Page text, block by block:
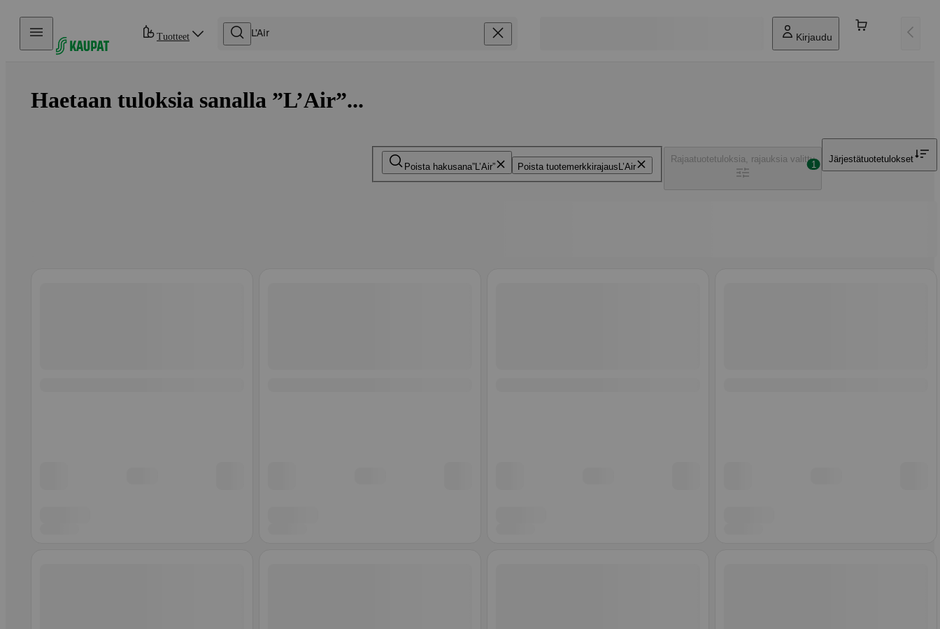
Hyppää sisältöön
Tuotteet Kirjaudu
Haetaan tuloksia sanalla ”L’Air”...
Poista hakusana L’Air Poista tuotemerkkirajaus L’Air
Rajaatuotetuloksia, rajauksia valittu
1
Järjestätuotetulokset